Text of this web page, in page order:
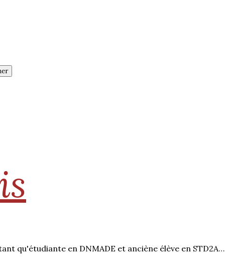
qu'étudiante en DNMADE et anciène élève en STD2A…